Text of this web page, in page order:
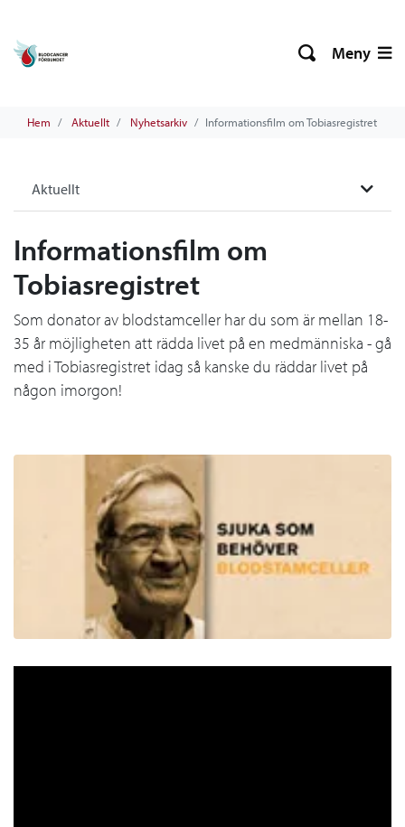
Meny
Hem Aktuellt Nyhetsarkiv Informationsfilm om Tobiasregistret
Aktuellt
Informationsfilm om
Tobiasregistret
Som donator av blodstamceller har du som är mellan 18-
35 år möjligheten att rädda livet på en medmänniska - gå
med i Tobiasregistret idag så kanske du räddar livet på
någon imorgon!